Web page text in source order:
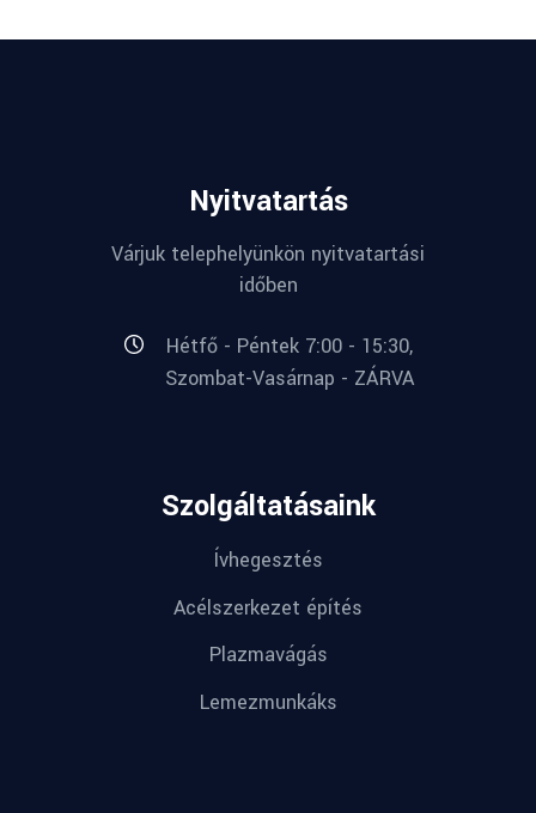
Nyitvatartás
Várjuk telephelyünkön nyitvatartási
időben
Hétfő - Péntek 7:00 - 15:30,
Szombat-Vasárnap - ZÁRVA
Szolgáltatásaink
Ívhegesztés
Acélszerkezet építés
Plazmavágás
Lemezmunkáks